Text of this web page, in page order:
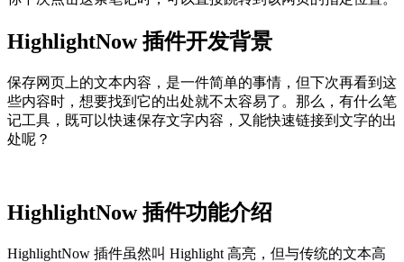
HighlightNow 插件开发背景
保存网页上的文本内容，是一件简单的事情，但下次再看到这
些内容时，想要找到它的出处就不太容易了。那么，有什么笔
记工具，既可以快速保存文字内容，又能快速链接到文字的出
处呢？
HighlightNow 插件功能介绍
HighlightNow 插件虽然叫 Highlight 高亮，但与传统的文本高